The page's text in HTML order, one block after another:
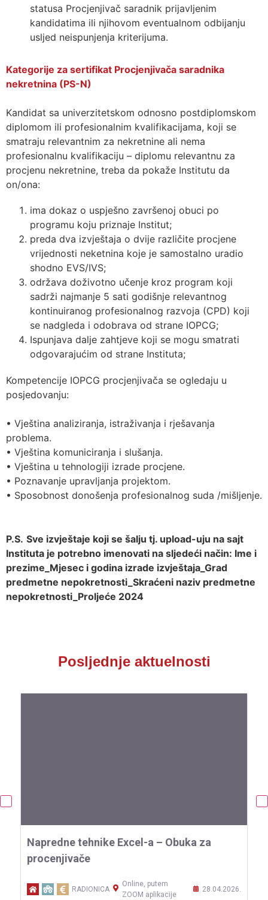
statusa Procjenjivač saradnik prijavljenim
kandidatima ili njihovom eventualnom odbijanju
usljed neispunjenja kriterijuma.
Kategorije za sertifikat Procjenjivača saradnika
nekretnina (PS-N)
Kandidat sa univerzitetskom odnosno postdiplomskom
diplomom ili profesionalnim kvalifikacijama, koji se
smatraju relevantnim za nekretnine ali nema
profesionalnu kvalifikaciju – diplomu relevantnu za
procjenu nekretnine, treba da pokaže Institutu da
on/ona:
ima dokaz o uspješno završenoj obuci po
programu koju priznaje Institut;
preda dva izvještaja o dvije različite procjene
vrijednosti neketnina koje je samostalno uradio
shodno EVS/IVS;
održava doživotno učenje kroz program koji
sadrži najmanje 5 sati godišnje relevantnog
kontinuiranog profesionalnog razvoja (CPD) koji
se nadgleda i odobrava od strane IOPCG;
Ispunjava dalje zahtjeve koji se mogu smatrati
odgovarajućim od strane Instituta;
Kompetencije IOPCG procjenjivača se ogledaju u
posjedovanju:
• Vještina analiziranja, istraživanja i rješavanja
problema.
• Vještina komuniciranja i slušanja.
• Vještina u tehnologiji izrade procjene.
• Poznavanje upravljanja projektom.
• Sposobnost donošenja profesionalnog suda /mišljenje.
P.S. Sve izvještaje koji se šalju tj. upload-uju na sajt
Instituta je potrebno imenovati na sljedeći način: Ime i
prezime_Mjesec i godina izrade izvještaja_Grad
predmetne nepokretnosti_Skraćeni naziv predmetne
nepokretnosti_Proljeće 2024
Posljednje aktuelnosti
Napredne tehnike Excel-a – Obuka za
procenjivače
RADIONICA
Online, putem
ZOOM aplikacije
28.04.2026.